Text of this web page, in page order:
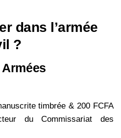
dans l’armée
?
timbrée & 200 FCFA
du Commissariat des